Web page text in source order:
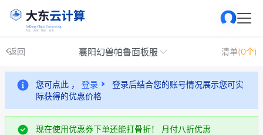
返回 襄阳幻兽帕鲁面板服 清单(0个)
您可点此 ， 登录
登录后结合您的账号情况展示您可实
际获得的优惠价格
现在使用优惠券下单还能打骨折！ 月付八折优惠